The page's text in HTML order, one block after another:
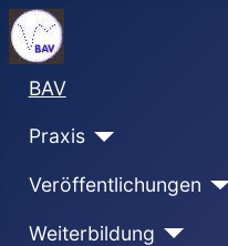
BAV
Praxis
Veröffentlichungen
Weiterbildung